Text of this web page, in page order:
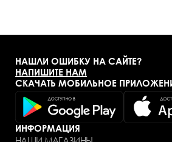
НАШЛИ ОШИБКУ НА САЙТЕ?
НАПИШИТЕ НАМ
СКАЧАТЬ МОБИЛЬНОЕ
ИНФОРМАЦИЯ